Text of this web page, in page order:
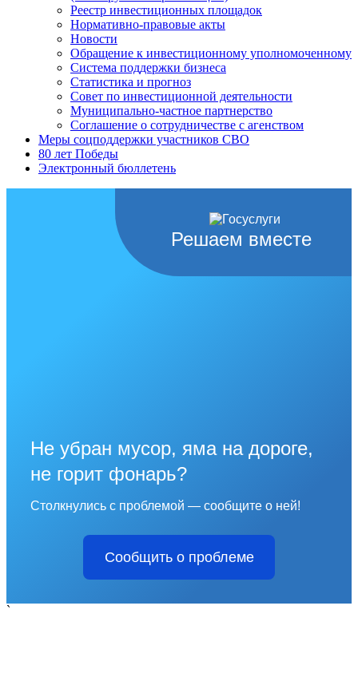
Реестр инвестиционных площадок
Нормативно-правовые акты
Новости
Обращение к инвестиционному уполномоченному
Система поддержки бизнеса
Статистика и прогноз
Совет по инвестиционной деятельности
Муниципально-частное партнерство
Соглашение о сотрудничестве с агенством
Меры соцподдержки участников СВО
80 лет Победы
Электронный бюллетень
Решаем вместе
Не убран мусор, яма на дороге,
не горит фонарь?
Столкнулись с проблемой — сообщите о ней!
Сообщить о проблеме
`